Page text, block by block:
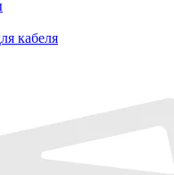
кабеля